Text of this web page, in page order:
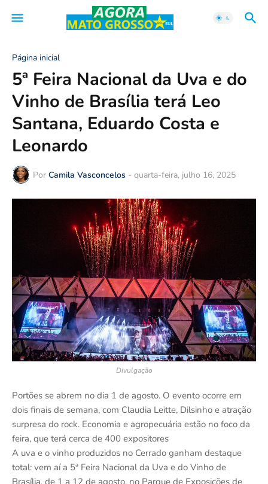
Página inicial
5ª Feira Nacional da Uva e do
Vinho de Brasília terá Leo
Santana, Eduardo Costa e
Leonardo
Por Camila Vasconcelos - quarta-feira, julho 16, 2025
Divulgação
Portões se abrem no dia 1 de agosto. O evento ocorre em
dois finais de semana, com Claudia Leitte, Dilsinho e atração
surpresa do rock. Economia e agropecuária estão no foco da
feira, que terá cerca de 400 expositores
A uva e o vinho produzidos no Cerrado ganham destaque
total: vem aí a 5ª Feira Nacional da Uva e do Vinho de
Brasília, de 1 a 12 de agosto, no Parque de Exposições de